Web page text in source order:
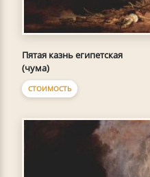
Пятая казнь египетская
(чума)
СТОИМОСТЬ